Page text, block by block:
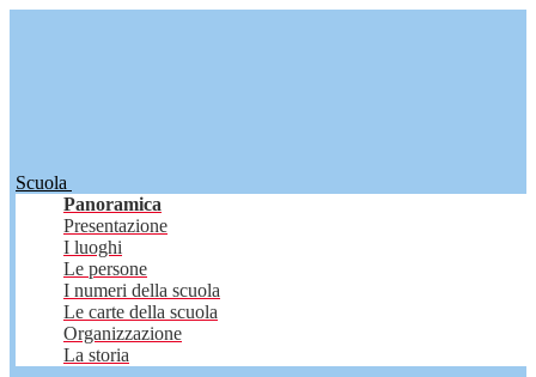
Scuola
Panoramica
Presentazione
I luoghi
Le persone
I numeri della scuola
Le carte della scuola
Organizzazione
La storia